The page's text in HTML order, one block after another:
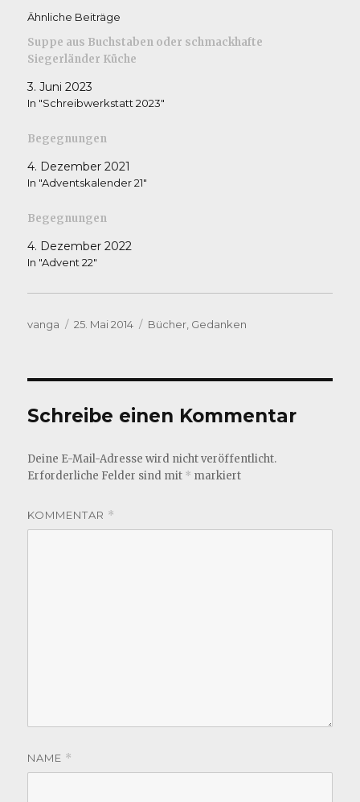
Ähnliche Beiträge
Suppe aus Buchstaben oder schmackhafte
Siegerländer Küche
3. Juni 2023
In "Schreibwerkstatt 2023"
Begegnungen
4. Dezember 2021
In "Adventskalender 21"
Begegnungen
4. Dezember 2022
In "Advent 22"
Autor
vanga
Veröffentlicht
25. Mai 2014 Kategorien
Bücher Gedanken
Schreibe einen Kommentar
Deine E-Mail-Adresse wird nicht veröffentlicht.
Erforderliche Felder sind mit * markiert
KOMMENTAR *
NAME *